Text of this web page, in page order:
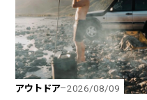
アウトドア 2026/08/09